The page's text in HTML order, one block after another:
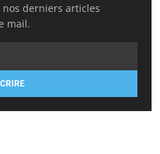
derniers articles
mail.